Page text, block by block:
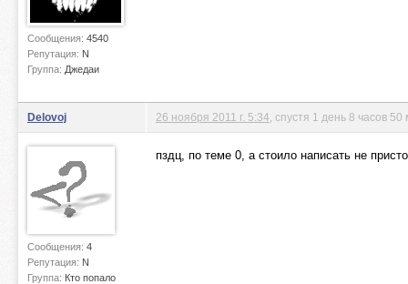
Сообщения: 4540
Репутация: N
Группа: Джедаи
Delovoj
Сообщения: 4
Репутация: N
Группа: Кто попало
26 ноября 2011 г. 5:34 , спустя 1 день 8 часов 50
пздц, по теме 0, а стоило написать не